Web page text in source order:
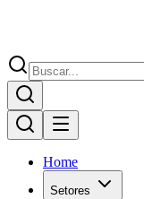
Home
Setores